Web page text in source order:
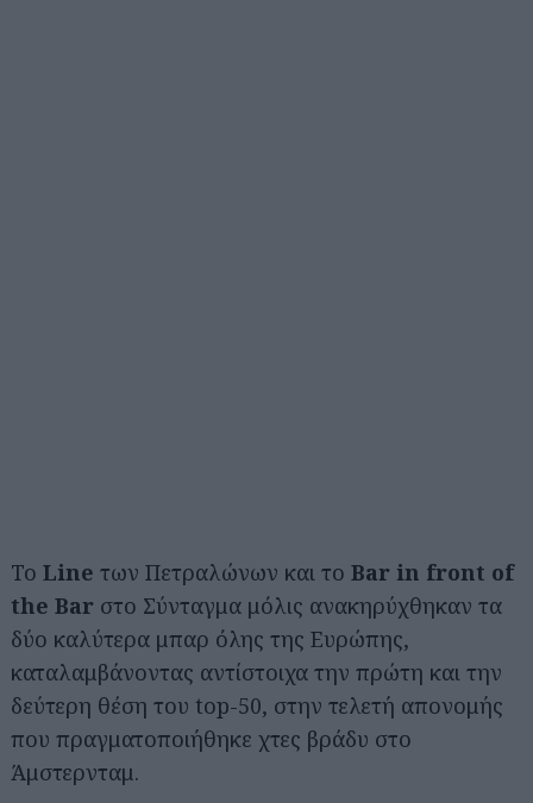
Το Line των Πετραλώνων και το Bar in front of
the Bar στο Σύνταγμα μόλις ανακηρύχθηκαν τα
δύο καλύτερα μπαρ όλης της Ευρώπης,
καταλαμβάνοντας αντίστοιχα την πρώτη και την
δεύτερη θέση του top-50, στην τελετή απονομής
που πραγματοποιήθηκε χτες βράδυ στο
Άμστερνταμ.